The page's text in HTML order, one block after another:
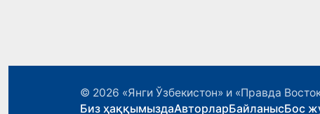
© 2026 «Янги Ўзбекистон» и «Правда
Биз ҳаққымыздаАвторларБайланысБос